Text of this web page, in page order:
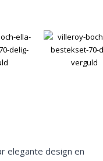
elegante design en